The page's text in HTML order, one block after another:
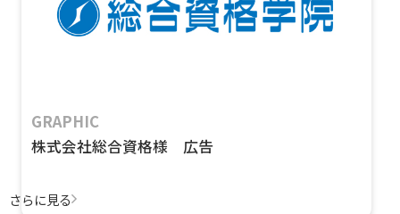
GRAPHIC
株式会社総合資格様 広告
さらに見る